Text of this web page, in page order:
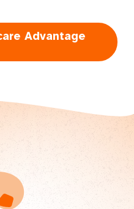
Advantage